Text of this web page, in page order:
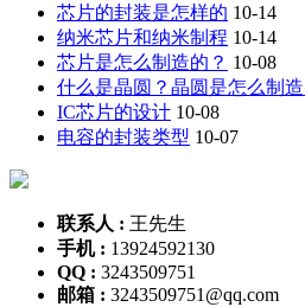
芯片的封装是怎样的 10-14
纳米芯片和纳米制程 10-14
芯片是怎么制造的？ 10-08
什么是晶圆？晶圆是怎么制造
IC芯片的设计 10-08
电容的封装类型 10-07
联系人 : 王先生
手机 : 13924592130
QQ : 3243509751
邮箱 : 3243509751@qq.com